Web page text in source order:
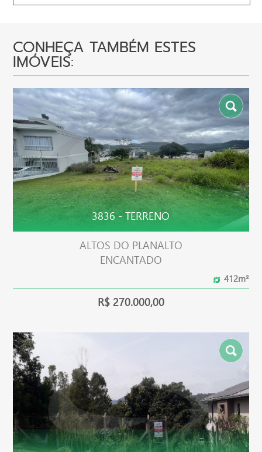
CONHEÇA TAMBÉM ESTES
IMÓVEIS:
3836 - TERRENO
ALTOS DO PLANALTO
ENCANTADO
412m²
R$ 270.000,00